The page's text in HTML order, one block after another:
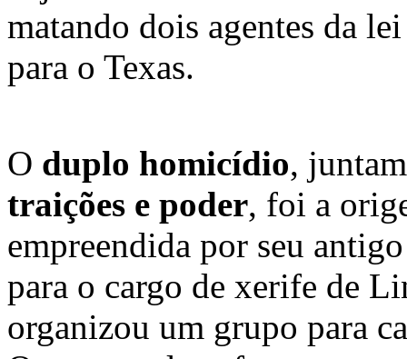
matando dois agentes da
para o Texas.
O duplo homicídio,
traições e poder, foi a
empreendida por seu
para o cargo de xerife de
organizou um grupo para